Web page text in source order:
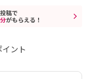
稿で
がもらえる！
ント